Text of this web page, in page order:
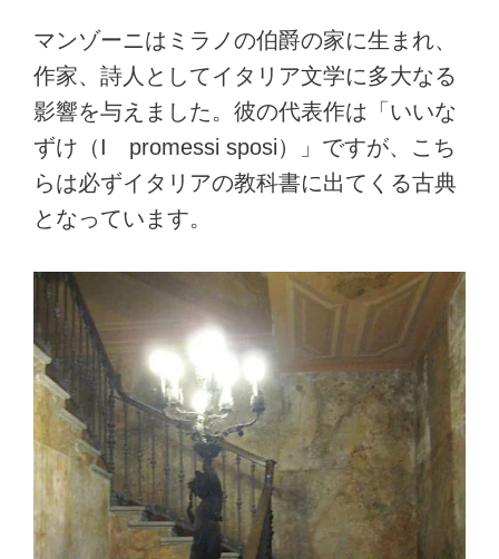
マンゾーニはミラノの伯爵の家に生まれ、
作家、詩人としてイタリア文学に多大なる
影響を与えました。彼の代表作は「いいな
ずけ（I promessi sposi）」ですが、こち
らは必ずイタリアの教科書に出てくる古典
となっています。